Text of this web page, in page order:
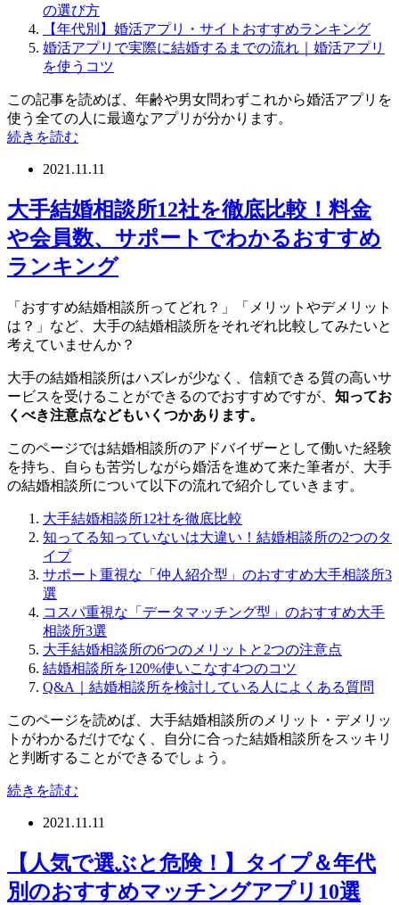
の選び方
【年代別】婚活アプリ・サイトおすすめランキング
婚活アプリで実際に結婚するまでの流れ｜婚活アプリ
を使うコツ
この記事を読めば、年齢や男女問わずこれから婚活アプリを
使う全ての人に最適なアプリが分かります。
続きを読む
2021.11.11
大手結婚相談所12社を徹底比較！料金
や会員数、サポートでわかるおすすめ
ランキング
「おすすめ結婚相談所ってどれ？」「メリットやデメリット
は？」など、大手の結婚相談所をそれぞれ比較してみたいと
考えていませんか？
大手の結婚相談所はハズレが少なく、信頼できる質の高いサ
ービスを受けることができるのでおすすめですが、 知ってお
くべき注意点などもいくつかあります。
このページでは結婚相談所のアドバイザーとして働いた経験
を持ち、自らも苦労しながら婚活を進めて来た筆者が、大手
の結婚相談所について以下の流れで紹介していきます。
大手結婚相談所12社を徹底比較
知ってる知っていないは大違い！結婚相談所の2つのタ
イプ
サポート重視な「仲人紹介型」のおすすめ大手相談所3
選
コスパ重視な「データマッチング型」のおすすめ大手
相談所3選
大手結婚相談所の6つのメリットと2つの注意点
結婚相談所を120%使いこなす4つのコツ
Q&A｜結婚相談所を検討している人によくある質問
このページを読めば、大手結婚相談所のメリット・デメリッ
トがわかるだけでなく、自分に合った結婚相談所をスッキリ
と判断することができるでしょう。
続きを読む
2021.11.11
【人気で選ぶと危険！】タイプ＆年代
別のおすすめマッチングアプリ10選